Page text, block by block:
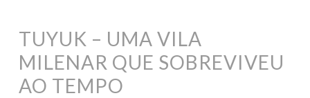
TUYUK – UMA VILA
MILENAR QUE SOBREVIVEU
AO TEMPO